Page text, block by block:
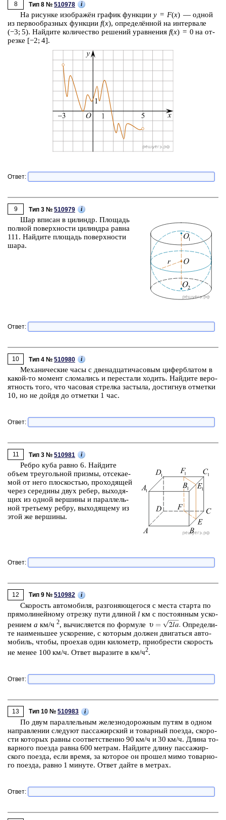
8 Тип 8 № 510978 i
На ри­сун­ке изоб­ражён гра­фик функ­ции y = F(x) — одной
из пер­во­об­раз­ных функ­ции f(x), опре­делённой на ин­тер­ва­ле
(−3; 5). Най­ди­те ко­ли­че­ство ре­ше­ний урав­не­ния f(x) = 0 на от­
рез­ке [−2; 4].
Ответ:
9 Тип 3 № 510979 i
Шар впи­сан в ци­линдр. Пло­щадь
пол­ной по­верх­но­сти ци­лин­дра равна
111. Най­ди­те пло­щадь по­верх­но­сти
шара.
Ответ:
10 Тип 4 № 510980 i
Ме­ха­ни­че­ские часы с две­на­дца­ти­ча­со­вым ци­фер­бла­том в
какой-то мо­мент сло­ма­лись и пе­ре­ста­ли хо­дить. Най­ди­те ве­ро­
ят­ность того, что ча­со­вая стрел­ка за­сты­ла, до­стиг­нув от­мет­ки
10, но не дойдя до от­мет­ки 1 час.
Ответ:
11 Тип 3 № 510981 i
Ребро куба равно 6. Най­ди­те
объем тре­уголь­ной приз­мы, от­се­ка­е­
мой от него плос­ко­стью, про­хо­дя­щей
через се­ре­ди­ны двух ребер, вы­хо­дя­
щих из одной вер­ши­ны и па­рал­лель­
ной тре­тье­му ребру, вы­хо­дя­ще­му из
этой же вер­ши­ны.
Ответ:
12 Тип 9 № 510982 i
Ско­рость ав­то­мо­би­ля, раз­го­ня­ю­ще­го­ся с места стар­та по
пря­мо­ли­ней­но­му от­рез­ку пути дли­ной l км с по­сто­ян­ным уско­
ре­ни­ем a км/ч 2, вы­чис­ля­ет­ся по фор­му­ле
Опре­де­ли­
те наи­мень­шее уско­ре­ние, с ко­то­рым дол­жен дви­гать­ся ав­то­
мо­биль, чтобы, про­ехав один ки­ло­метр, при­об­ре­сти ско­рость
не менее 100 км/⁠ч. Ответ вы­ра­зи­те в км/⁠ч2.
Ответ:
13 Тип 10 № 510983 i
По двум па­рал­лель­ным же­лез­но­до­рож­ным путям в одном
на­прав­ле­нии сле­ду­ют пас­са­жир­ский и то­вар­ный по­ез­да, ско­ро­
сти ко­то­рых равны со­от­вет­ствен­но 90 км/ч и 30 км/ч. Длина то­
вар­но­го по­ез­да равна 600 мет­рам. Най­ди­те длину пас­са­жир­
ско­го по­ез­да, если время, за ко­то­рое он про­шел мимо то­вар­но­
го по­ез­да, равно 1 ми­ну­те. Ответ дайте в мет­рах.
Ответ: